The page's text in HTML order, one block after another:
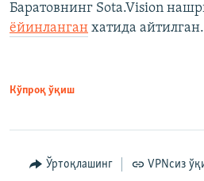
Баратовнинг Sota.Vision
ёйинланган хатида айтилган.
Кўпроқ ўқиш
Ўртоқлашинг VPNсиз